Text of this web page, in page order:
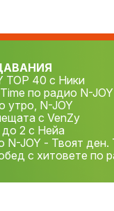
TOP 40 с Ники
по радио N-
утро, N-JOY
с VenZy
2 с Нейа
N-JOY - Твоят ден.
с хитовете по